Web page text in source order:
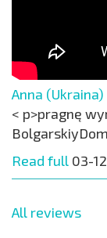
Anna (Ukraina)
< p>pragnę
Read full 03-
All reviews